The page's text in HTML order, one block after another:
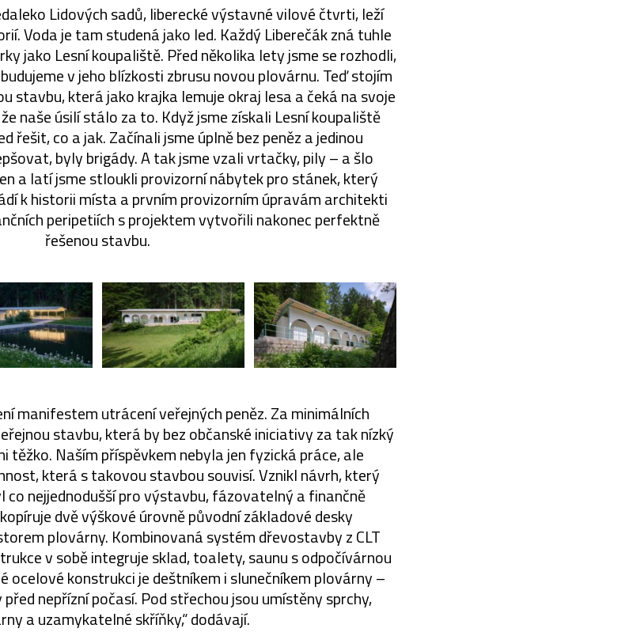
Lidových sadů, liberecké výstavné vilové čtvrti, leží
Voda je tam studená jako led. Každý Liberečák zná tuhle
jako Lesní koupaliště. Před několika lety jsme se rozhodli,
v jeho blízkosti zbrusu novou plovárnu. Teď stojím
stavbu, která jako krajka lemuje okraj lesa a čeká na svoje
naše úsilí stálo za to. Když jsme získali Lesní koupaliště
řešit, co a jak. Začínali jsme úplně bez peněz a jedinou
byly brigády. A tak jsme vzali vrtačky, pily – a šlo
a latí jsme stloukli provizorní nábytek pro stánek, který
k historii místa a prvním provizorním úpravám architekti
peripetiích s projektem vytvořili nakonec perfektně
řešenou stavbu.
manifestem utrácení veřejných peněz. Za minimálních
stavbu, která by bez občanské iniciativy za tak nízký
těžko. Naším příspěvkem nebyla jen fyzická práce, ale
která s takovou stavbou souvisí. Vznikl návrh, který
co nejjednodušší pro výstavbu, fázovatelný a finančně
dvě výškové úrovně původní základové desky
plovárny. Kombinovaná systém dřevostavby z CLT
v sobě integruje sklad, toalety, saunu s odpočívárnou
ocelové konstrukci je deštníkem i slunečníkem plovárny –
nepřízní počasí. Pod střechou jsou umístěny sprchy,
a uzamykatelné skříňky,“ dodávají.